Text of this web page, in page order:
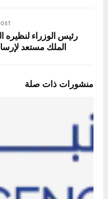
رئيس الوزراء لنظيره
الملك مستعد
منشورات ذات صلة